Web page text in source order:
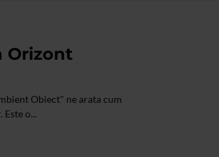
Orizont
Obiect" ne arata cum
o...